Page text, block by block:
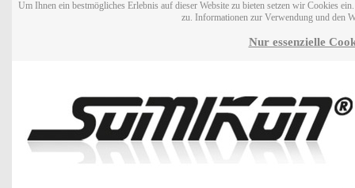
Um Ihnen ein bestmögliches Erlebnis auf dieser Website zu bieten setzen wir Cookies
zu. Informationen zur Verwendung und den
Nur essenzielle